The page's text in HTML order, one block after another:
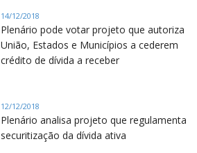
14/12/2018
Plenário pode votar projeto que autoriza
União, Estados e Municípios a cederem
crédito de dívida a receber
12/12/2018
Plenário analisa projeto que regulamenta
securitização da dívida ativa